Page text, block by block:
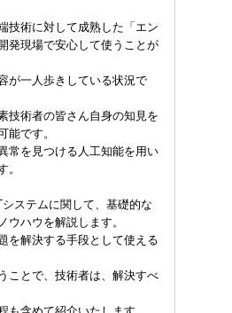
技術に対して成熟した「エン
発現場で安心して使うことが
が一人歩きしている状況で
技術者の皆さん自身の知見を
能です。
常を見つける人工知能を用い
。
ステムに関して、基礎的な
ハウを解説します。
を解決する手段として使える
ことで、技術者は、解決すべ